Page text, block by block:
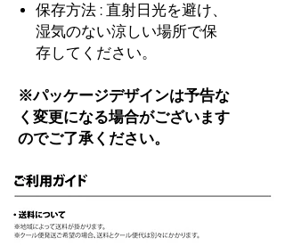
保存方法 : 直射日光を避け、
湿気のない涼しい場所で保
存してください。
※パッケージデザインは予告な
く変更になる場合がございます
のでご了承ください。